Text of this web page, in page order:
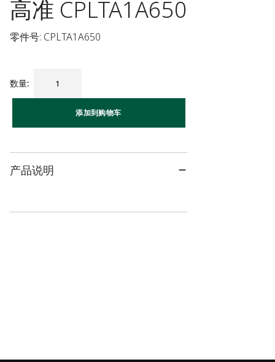
高准 CPLTA1A650
零件号: CPLTA1A650
数量:
添加到购物车
产品说明